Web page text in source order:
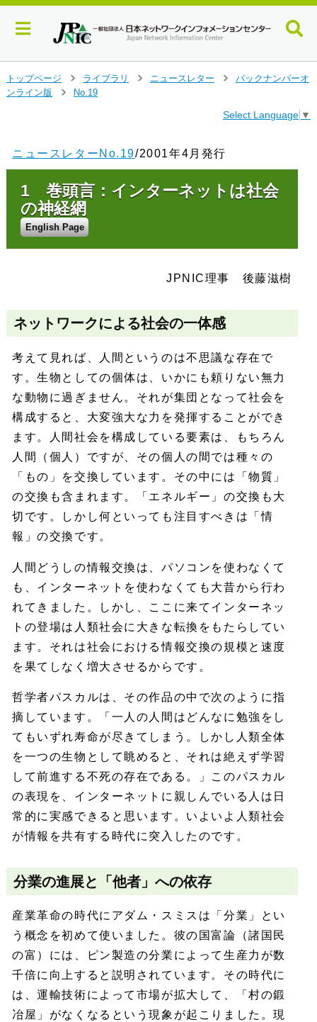
イ
プ
トップページ
>
ライブラリ
ニュースレター
バックナンバーオ
ンライン版
No.19
Select Language ▼
ニュースレターNo.19/2001年4月発行
1 巻頭言：インターネットは社会
の神経網
English Page
JPNIC理事 後藤滋樹
ネットワークによる社会の一体感
考えて見れば、人間というのは不思議な存在で
す。生物としての個体は、いかにも頼りない無力
な動物に過ぎません。それが集団となって社会を
構成すると、大変強大な力を発揮することができ
ます。人間社会を構成している要素は、もちろん
人間（個人）ですが、その個人の間では種々の
「もの」を交換しています。その中には「物質」
の交換も含まれます。「エネルギー」の交換も大
切です。しかし何といっても注目すべきは「情
報」の交換です。
人間どうしの情報交換は、パソコンを使わなくて
も、インターネットを使わなくても大昔から行わ
れてきました。しかし、ここに来てインターネッ
トの登場は人類社会に大きな転換をもたらしてい
ます。それは社会における情報交換の規模と速度
を果てしなく増大させるからです。
哲学者パスカルは、その作品の中で次のように指
摘しています。「一人の人間はどんなに勉強をし
てもいずれ寿命が尽きてしまう。しかし人類全体
を一つの生物として眺めると、それは絶えず学習
して前進する不死の存在である。」このパスカル
の表現を、インターネットに親しんでいる人は日
常的に実感できると思います。いよいよ人類社会
が情報を共有する時代に突入したのです。
分業の進展と「他者」への依存
産業革命の時代にアダム・スミスは「分業」とい
う概念を初めて使いました。彼の国富論（諸国民
の富）には、ピン製造の分業によって生産力が数
千倍に向上すると説明されています。その時代に
は、運輸技術によって市場が拡大して、「村の鍛
冶屋」がなくなるという現象が起こりました。現